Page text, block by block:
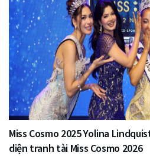
Miss Cosmo 2025 Yolina
diện tranh tài Miss Cosmo 2026